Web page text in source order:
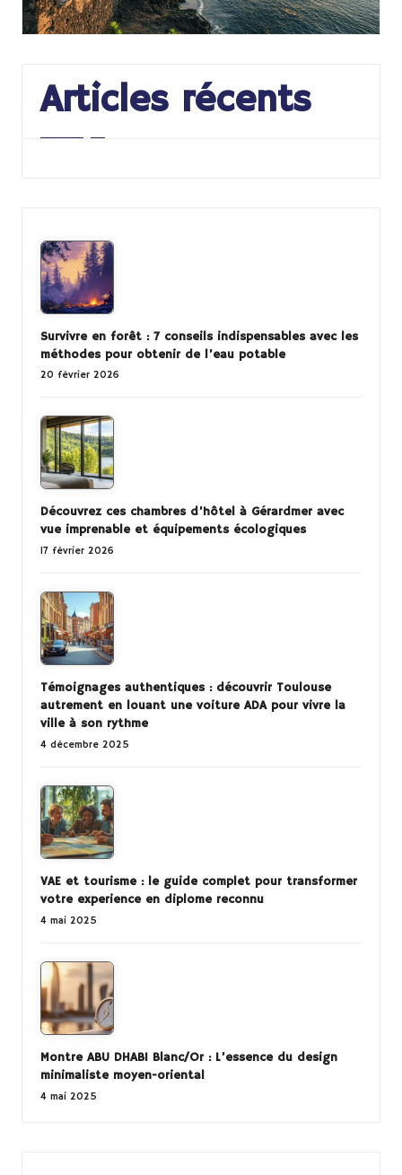
Articles récents
Survivre en forêt : 7 conseils indispensables avec les
méthodes pour obtenir de l’eau potable
20 février 2026
Découvrez ces chambres d’hôtel à Gérardmer avec
vue imprenable et équipements écologiques
17 février 2026
Témoignages authentiques : découvrir Toulouse
autrement en louant une voiture ADA pour vivre la
ville à son rythme
4 décembre 2025
VAE et tourisme : le guide complet pour transformer
votre experience en diplome reconnu
4 mai 2025
Montre ABU DHABI Blanc/Or : L’essence du design
minimaliste moyen-oriental
4 mai 2025